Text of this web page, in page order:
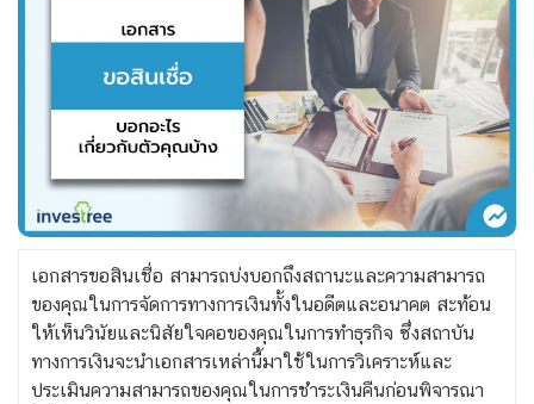
เอกสารขอสินเชื่อ สามารถบ่งบอกถึงสถานะและความสามารถ
ของคุณในการจัดการทางการเงินทั้งในอดีตและอนาคต สะท้อน
ให้เห็นวินัยและนิสัยใจคอของคุณในการทำธุรกิจ ซึ่งสถาบัน
ทางการเงินจะนำเอกสารเหล่านี้มาใช้ในการวิเคราะห์และ
ประเมินความสามารถของคุณในการชำระเงินคืนก่อนพิจารณา